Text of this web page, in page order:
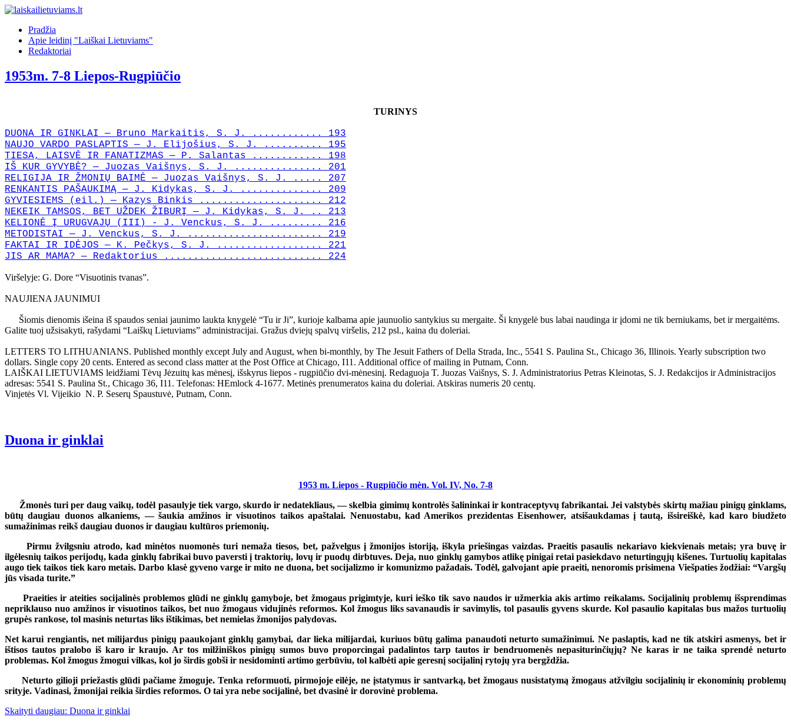
Pradžia
Apie leidinį "Laiškai Lietuviams"
Redaktoriai
1953m. 7-8 Liepos-Rugpiūčio
TURINYS
DUONA IR GINKLAI — Bruno Markaitis, S. J. ............ 193
NAUJO VARDO PASLAPTIS — J. Elijošius, S. J. .......... 195
TIESA, LAISVĖ IR FANATIZMAS — P. Salantas ............ 198
IŠ KUR GYVYBĖ? — Juozas Vaišnys, S. J. ............... 201
RELIGIJA IR ŽMONIŲ BAIMĖ — Juozas Vaišnys, S. J. ..... 207
RENKANTIS PAŠAUKIMĄ — J. Kidykas, S. J. .............. 209
GYVIESIEMS (eil.) — Kazys Binkis ..................... 212
NEKEIK TAMSOS, BET UŽDEK ŽIBURĮ — J. Kidykas, S. J. .. 213
KELIONĖ Į URUGVAJŲ (III) - J. Venckus, S. J. ......... 216
METODISTAI — J. Venckus, S. J. ....................... 219
FAKTAI IR IDĖJOS — K. Pečkys, S. J. .................. 221
JIS AR MAMA? — Redaktorius ........................... 224
Viršelyje: G. Dore “Visuotinis tvanas”.
NAUJIENA JAUNIMUI
Šiomis dienomis išeina iš spaudos seniai jaunimo laukta knygelė “Tu ir Ji”, kurioje kalbama apie jaunuolio santykius su mergaite. Ši knygelė bus labai naudinga ir įdomi ne tik berniukams, bet ir mergaitėms.
Galite tuoj užsisakyti, rašydami “Laiškų Lietuviams” administracijai. Gražus dviejų spalvų viršelis, 212 psl., kaina du doleriai.
LETTERS TO LITHUANIANS. Published monthly except July and August, when bi-monthly, by The Jesuit Fathers of Della Strada, Inc., 5541 S. Paulina St., Chicago 36, Illinois. Yearly subscription two
dollars. Single copy 20 cents. Entered as second class matter at the Post Office at Chicago, I11. Additional office of mailing in Putnam, Conn.
LAIŠKAI LIETUVIAMS leidžiami Tėvų Jėzuitų kas mėnesį, išskyrus liepos - rugpiūčio dvi-mėnesinį. Redaguoja T. Juozas Vaišnys, S. J. Administratorius Petras Kleinotas, S. J. Redakcijos ir Administracijos
adresas: 5541 S. Paulina St., Chicago 36, I11. Telefonas: HEmlock 4-1677. Metinės prenumeratos kaina du doleriai. Atskiras numeris 20 centų.
Vinjetės Vl. Vijeikio N. P. Seserų Spaustuvė, Putnam, Conn.
Duona ir ginklai
1953 m. Liepos - Rugpiūčio mėn. Vol. IV, No. 7-8
Žmonės turi per daug vaikų, todėl pasaulyje tiek vargo, skurdo ir nedatekliaus, — skelbia gimimų kontrolės šalininkai ir kontraceptyvų fabrikantai. Jei valstybės skirtų mažiau pinigų ginklams,
būtų daugiau duonos alkaniems, — šaukia amžinos ir visuotinos taikos apaštalai. Nenuostabu, kad Amerikos prezidentas Eisenhower, atsišaukdamas į tautą, išsireiškė, kad karo biudžeto
sumažinimas reikš daugiau duonos ir daugiau kultūros priemonių.
Pirmu žvilgsniu atrodo, kad minėtos nuomonės turi nemaža tiesos, bet, pažvelgus į žmonijos istoriją, iškyla priešingas vaizdas. Praeitis pasaulis nekariavo kiekvienais metais; yra buvę ir
ilgėlesnių taikos perijodų, kada ginklų fabrikai buvo paversti į traktorių, lovų ir puodų dirbtuves. Deja, nuo ginklų gamybos atlikę pinigai retai pasiekdavo neturtingųjų kišenes. Turtuolių kapitalas
augo tiek taikos tiek karo metais. Darbo klasė gyveno varge ir mito ne duona, bet socijalizmo ir komunizmo pažadais. Todėl, galvojant apie praeiti, nenoromis prisimena Viešpaties žodžiai: “Vargšų
jūs visada turite.”
Praeities ir ateities socijalinės problemos glūdi ne ginklų gamyboje, bet žmogaus prigimtyje, kuri ieško tik savo naudos ir užmerkia akis artimo reikalams. Socijalinių problemų išsprendimas
nepriklauso nuo amžinos ir visuotinos taikos, bet nuo žmogaus vidujinės reformos. Kol žmogus liks savanaudis ir savimylis, tol pasaulis gyvens skurde. Kol pasaulio kapitalas bus mažos turtuolių
grupės rankose, tol masinis neturtas liks ištikimas, bet nemielas žmonijos palydovas.
Net karui rengiantis, net milijardus pinigų paaukojant ginklų gamybai, dar lieka milijardai, kuriuos būtų galima panaudoti neturto sumažinimui. Ne paslaptis, kad ne tik atskiri asmenys, bet ir
ištisos tautos pralobo iš karo ir kraujo. Ar tos milžiniškos pinigų sumos buvo proporcingai padalintos tarp tautos ir bendruomenės nepasiturinčiųjų? Ne karas ir ne taika sprendė neturto
problemas. Kol žmogus žmogui vilkas, kol jo širdis gobši ir nesidominti artimo gerbūviu, tol kalbėti apie geresnį socijalinį rytojų yra bergždžia.
Neturto gilioji priežastis glūdi pačiame žmoguje. Tenka reformuoti, pirmojoje eilėje, ne įstatymus ir santvarką, bet žmogaus nusistatymą žmogaus atžvilgiu socijalinių ir ekonominių problemų
srityje. Vadinasi, žmonijai reikia širdies reformos. O tai yra nebe socijalinė, bet dvasinė ir dorovinė problema.
Skaityti daugiau: Duona ir ginklai